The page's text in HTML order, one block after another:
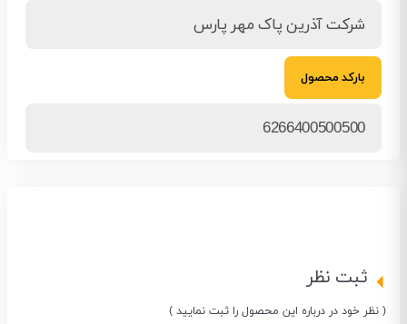
شرکت آذرین پاک مهر پارس
بارکد محصول
6266400500500
ثبت نظر
( نظر خود در درباره این محصول را ثبت نمایید )